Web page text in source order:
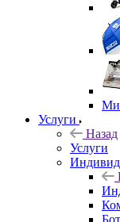
Услуги
Назад
Услуги